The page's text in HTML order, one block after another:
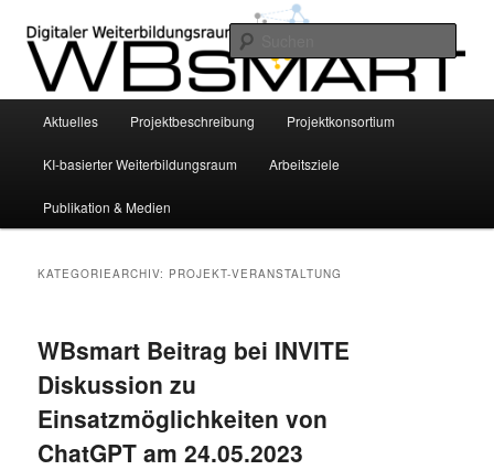
primären
Inhalt
springen
sekundären
Inhalt
springenWBsmart
INVITE Project – Bildungswissenschaftliche Grundlegung eines smarten KI-
basierten digitalen Weiterbildungsraums für die Altenhilfe mittels
personalisierter Empfehlungssysteme
Aktuelles Projektbeschreibung Projektkonsortium
KI-basierter Weiterbildungsraum Arbeitsziele
Publikation & Medien
KATEGORIEARCHIV: PROJEKT-VERANSTALTUNG
WBsmart Beitrag bei INVITE
Diskussion zu
Einsatzmöglichkeiten von
ChatGPT am 24.05.2023